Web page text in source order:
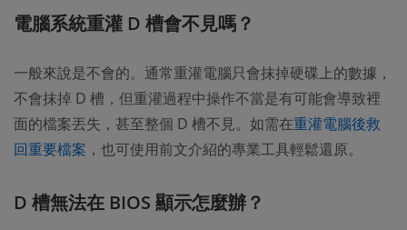
電腦系統重灌 D 槽會不見嗎？
一般來說是不會的。通常重灌電腦只會抹掉硬碟上的數據，
不會抹掉 D 槽，但重灌過程中操作不當是有可能會導致裡
面的檔案丟失，甚至整個 D 槽不見。如需在重灌電腦後救
回重要檔案 ，也可使用前文介紹的專業工具輕鬆還原。
D 槽無法在 BIOS 顯示怎麼辦？